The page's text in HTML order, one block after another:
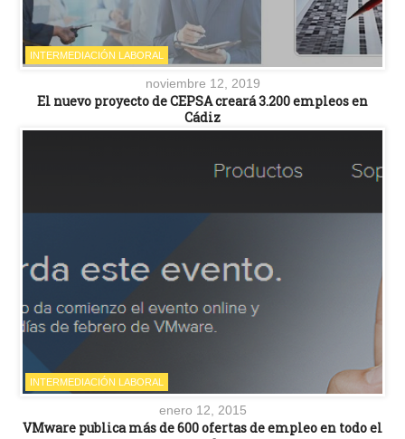
INTERMEDIACIÓN LABORAL
noviembre 12, 2019
El nuevo proyecto de CEPSA creará 3.200 empleos en
Cádiz
INTERMEDIACIÓN LABORAL
enero 12, 2015
VMware publica más de 600 ofertas de empleo en todo el